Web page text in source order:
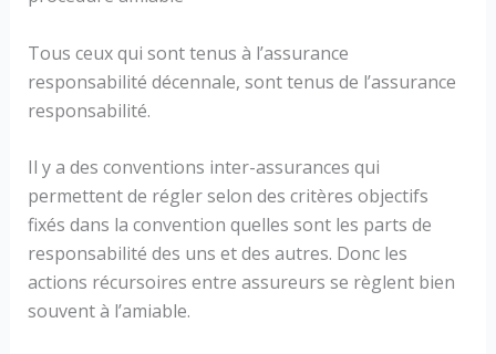
Tous ceux qui sont tenus à l’assurance
responsabilité décennale, sont tenus de l’assurance
responsabilité.
Il y a des conventions inter-assurances qui
permettent de régler selon des critères objectifs
fixés dans la convention quelles sont les parts de
responsabilité des uns et des autres. Donc les
actions récursoires entre assureurs se règlent bien
souvent à l’amiable.